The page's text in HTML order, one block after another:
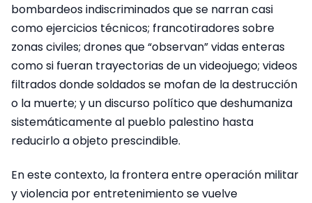
bombardeos indiscriminados que se narran casi
como ejercicios técnicos; francotiradores sobre
zonas civiles; drones que “observan” vidas enteras
como si fueran trayectorias de un videojuego; videos
filtrados donde soldados se mofan de la destrucción
o la muerte; y un discurso político que deshumaniza
sistemáticamente al pueblo palestino hasta
reducirlo a objeto prescindible.
En este contexto, la frontera entre operación militar
y violencia por entretenimiento se vuelve